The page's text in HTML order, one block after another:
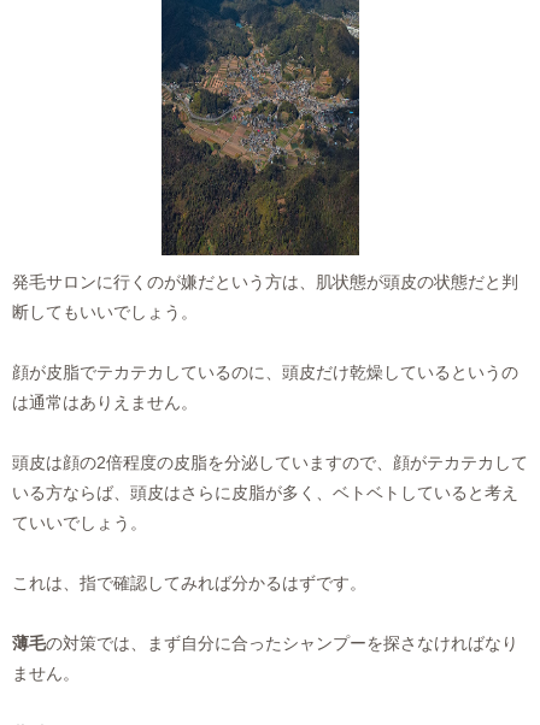
発毛サロンに行くのが嫌だという方は、肌状態が頭皮の状態だと判
断してもいいでしょう。
顔が皮脂でテカテカしているのに、頭皮だけ乾燥しているというの
は通常はありえません。
頭皮は顔の2倍程度の皮脂を分泌していますので、顔がテカテカして
いる方ならば、頭皮はさらに皮脂が多く、ベトベトしていると考え
ていいでしょう。
これは、指で確認してみれば分かるはずです。
薄毛の対策では、まず自分に合ったシャンプーを探さなければなり
ません。